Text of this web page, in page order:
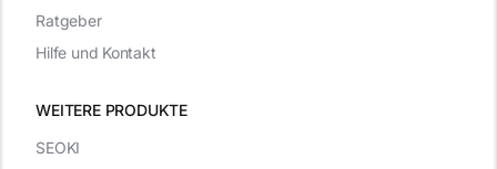
WEITERE PRODUKTE
SEOKI
Ratgeber
Hilfe und Kontakt